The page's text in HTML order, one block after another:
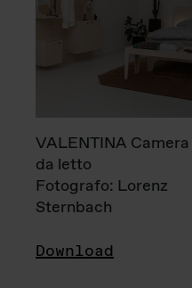
VALENTINA Camera
da letto
Fotografo: Lorenz
Sternbach
Download